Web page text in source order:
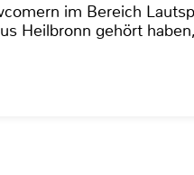
im Bereich
Heilbronn gehört